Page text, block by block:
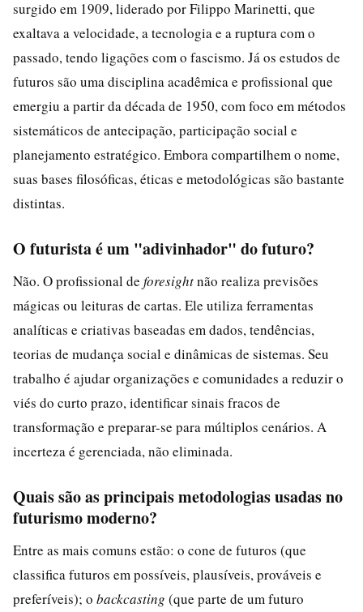
surgido em 1909, liderado por Filippo Marinetti, que
exaltava a velocidade, a tecnologia e a ruptura com o
passado, tendo ligações com o fascismo. Já os estudos de
futuros são uma disciplina acadêmica e profissional que
emergiu a partir da década de 1950, com foco em métodos
sistemáticos de antecipação, participação social e
planejamento estratégico. Embora compartilhem o nome,
suas bases filosóficas, éticas e metodológicas são bastante
distintas.
O futurista é um "adivinhador" do futuro?
Não. O profissional de foresightnão realiza previsões
mágicas ou leituras de cartas. Ele utiliza ferramentas
analíticas e criativas baseadas em dados, tendências,
teorias de mudança social e dinâmicas de sistemas. Seu
trabalho é ajudar organizações e comunidades a reduzir o
viés do curto prazo, identificar sinais fracos de
transformação e preparar-se para múltiplos cenários. A
incerteza é gerenciada, não eliminada.
Quais são as principais metodologias usadas no
futurismo moderno?
Entre as mais comuns estão: o cone de futuros (que
classifica futuros em possíveis, plausíveis, prováveis e
preferíveis); o backcasting (que parte de um futuro